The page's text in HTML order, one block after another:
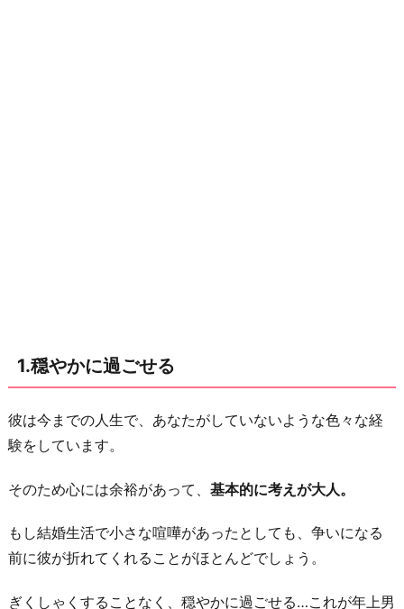
れ
4.
甘
ら
れ
る
1.穏やかに過ごせる
彼は今までの人生で、あなたがしていないような色々な経
験をしています。
そのため心には余裕があって、 基本的に考えが大人。
もし結婚生活で小さな喧嘩があったとしても、争いになる
前に彼が折れてくれることがほとんどでしょう。
ぎくしゃくすることなく、穏やかに過ごせる…これが年上男